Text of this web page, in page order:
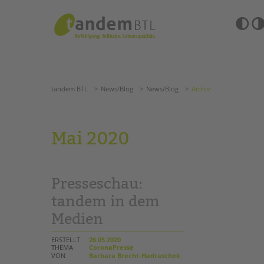
Barrierefrei-
ANGEBOTE
KITA & FRÜHE HILFEN
Grundschulen
Oberschulen
Förderzentren
Kollegs
EFöB
Schulbezogene Sozialarbeit
Tagesgruppen
tandem BTL News/Blog
tandem BTL News/Blog News/Blog Archiv
Mai 2020
Presseschau:
tandem in dem
Medien
ERSTELLT
26.05.2020
THEMA
CoronaPresse
VON
Barbara Brecht-Hadraschek